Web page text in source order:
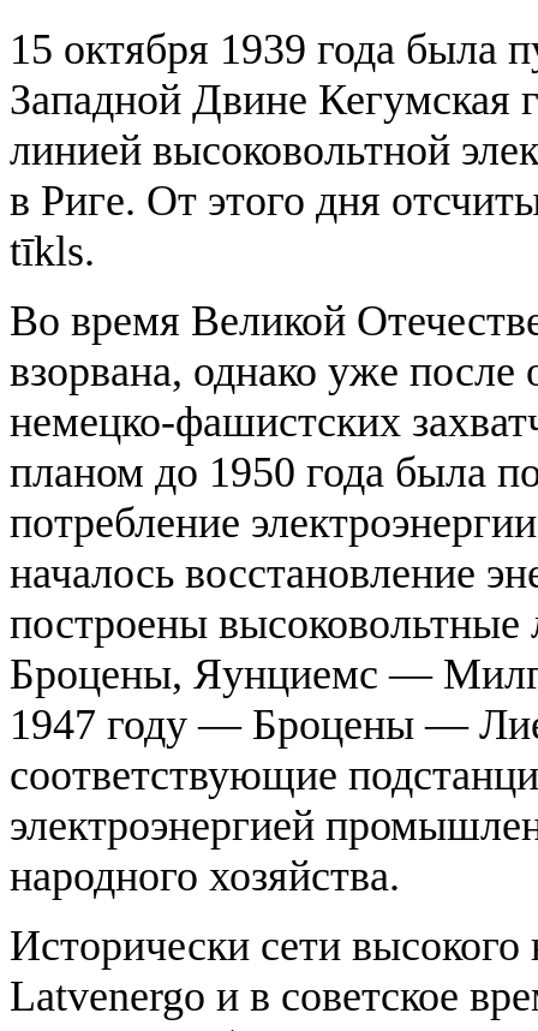
15 октября 1939 года была
Западной Двине Кегумская
линией высоковольтной
в Риге. От этого дня
tīkls.
Во время Великой
взорвана, однако уже
немецко-фашистских
планом до 1950 года была
потребление
началось восстановление
построены
Броцены, Яунциемс —
1947 году — Броцены —
соответствующие
электроэнергией
народного хозяйства.
Исторически сети
Latvenergo и в советское